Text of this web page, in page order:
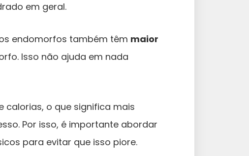
em geral.
endomorfos também têm maior
Isso não ajuda em nada
calorias, o que significa mais
Por isso, é importante abordar
para evitar que isso piore.